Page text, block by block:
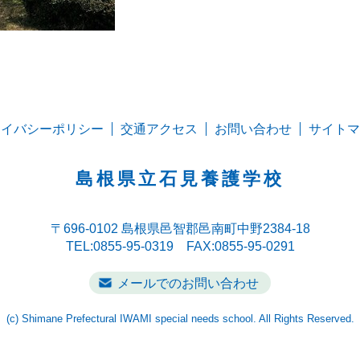
バシーポリシー 交通アクセス お問い合わせ サイト
島根県立石見養護学校
〒696-0102 島根県邑智郡邑南町中野2384-18
TEL:0855-95-0319 FAX:0855-95-0291
メールでのお問い合わせ
(c) Shimane Prefectural IWAMI special needs school. All Rights Reserved.